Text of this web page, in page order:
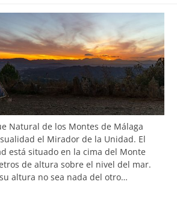
Natural de los Montes de Málaga
el Mirador de la Unidad. El
está situado en la cima del Monte
de altura sobre el nivel del mar.
altura no sea nada del otro…